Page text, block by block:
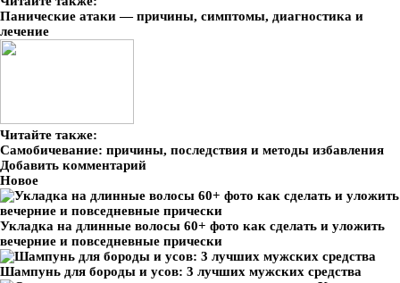
Панические атаки — причины, симптомы, диагностика и
лечение
Читайте также:
Самобичевание: причины, последствия и методы избавления
Добавить комментарий
Новое
Укладка на длинные волосы 60+ фото как сделать и уложить
вечерние и повседневные прически
Шампунь для бороды и усов: 3 лучших мужских средства